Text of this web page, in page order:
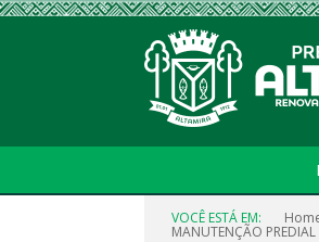
VOCÊ ESTÁ EM:
MANUTENÇÃO PREDIAL